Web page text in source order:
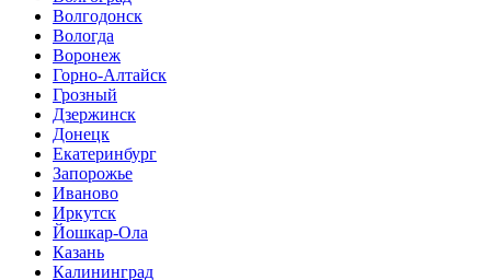
Волгодонск
Вологда
Воронеж
Горно-Алтайск
Грозный
Дзержинск
Донецк
Екатеринбург
Запорожье
Иваново
Иркутск
Йошкар-Ола
Казань
Калининград